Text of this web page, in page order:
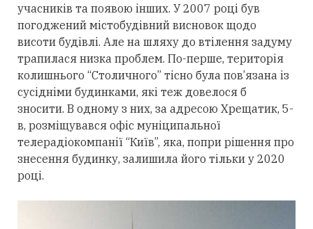
учасників та появою інших. У 2007 році був
погоджений містобудівний висновок щодо
висоти будівлі. Але на шляху до втілення задуму
трапилася низка проблем. По-перше, територія
колишнього “Столичного” тісно була пов’язана із
сусідніми будинками, які теж довелося б
зносити. В одному з них, за адресою Хрещатик, 5-
в, розміщувався офіс муніципальної
телерадіокомпанії “Київ”, яка, попри рішення про
знесення будинку, залишила його тільки у 2020
році.